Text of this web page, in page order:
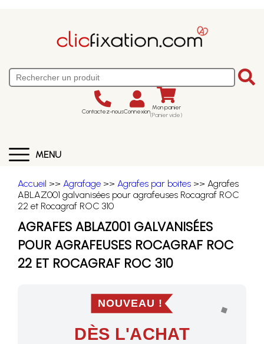
Contactez-nousConnexion Mon panier
(Panier vide)
MENU
Accueil >> Agrafage >> Agrafes par boites >> Agrafes
ABLAZ001 galvanisées pour agrafeuses Rocagraf ROC
22 et Rocagraf ROC 310
AGRAFES ABLAZ001 GALVANISÉES
POUR AGRAFEUSES ROCAGRAF ROC
22 ET ROCAGRAF ROC 310
NOUVEAU !
DÈS L'ACHAT